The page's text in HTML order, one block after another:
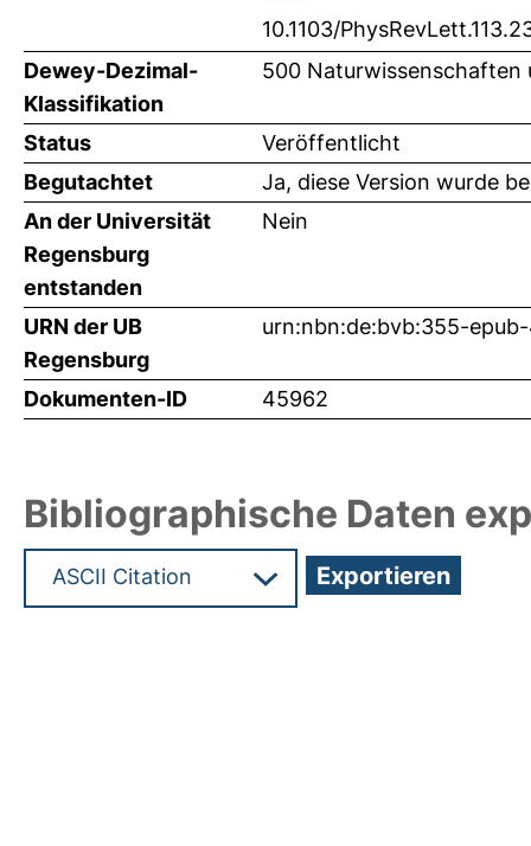
10.1103/
Dewey-Dezimal-
Klassifikation
500 Naturwissenschaften
Status
Veröffentlicht
Begutachtet
Ja, diese Version wurde
An der Universität
Regensburg
entstanden
Nein
URN der UB
Regensburg
urn:nbn:de:bvb:355-
Dokumenten-ID 45962
Bibliographische Daten